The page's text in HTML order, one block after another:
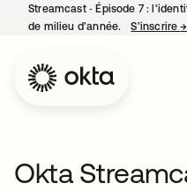
Streamcast ‑ Épisode 7 :
de milieu d’année.
S’inscrire→
Okta